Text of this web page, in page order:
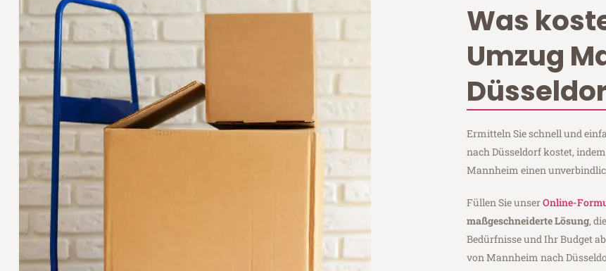
Was
Umzug
Ermitteln Sie schnell und
nach Düsseldorf kostet,
Mannheim einen
Füllen Sie unserOnline-
maßgeschneiderte Lösung,
Bedürfnisse und Ihr Budget
von Mannheim nach